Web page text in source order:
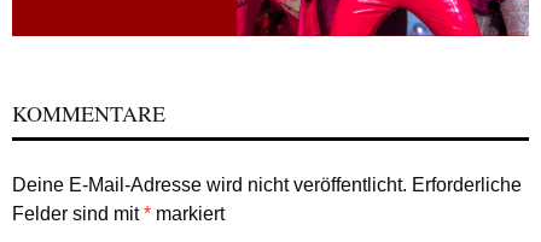
KOMMENTARE
Deine E-Mail-Adresse wird nicht veröffentlicht. Erforderliche
Felder sind mit* markiert